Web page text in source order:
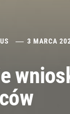
3 MARCA